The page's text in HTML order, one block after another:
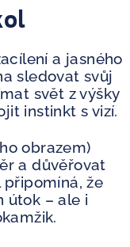
a jasného
sledovat svůj
svět z výšky
instinkt s vizí.
obrazem)
a důvěřovat
připomíná, že
útok – ale i